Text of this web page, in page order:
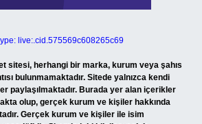
live:.cid.575569c608265c69
sitesi, herhangi bir marka, kurum veya şahıs
bulunmamaktadır. Sitede yalnızca kendi
paylaşılmaktadır. Burada yer alan içerikler
olup, gerçek kurum ve kişiler hakkında
Gerçek kurum ve kişiler ile isim